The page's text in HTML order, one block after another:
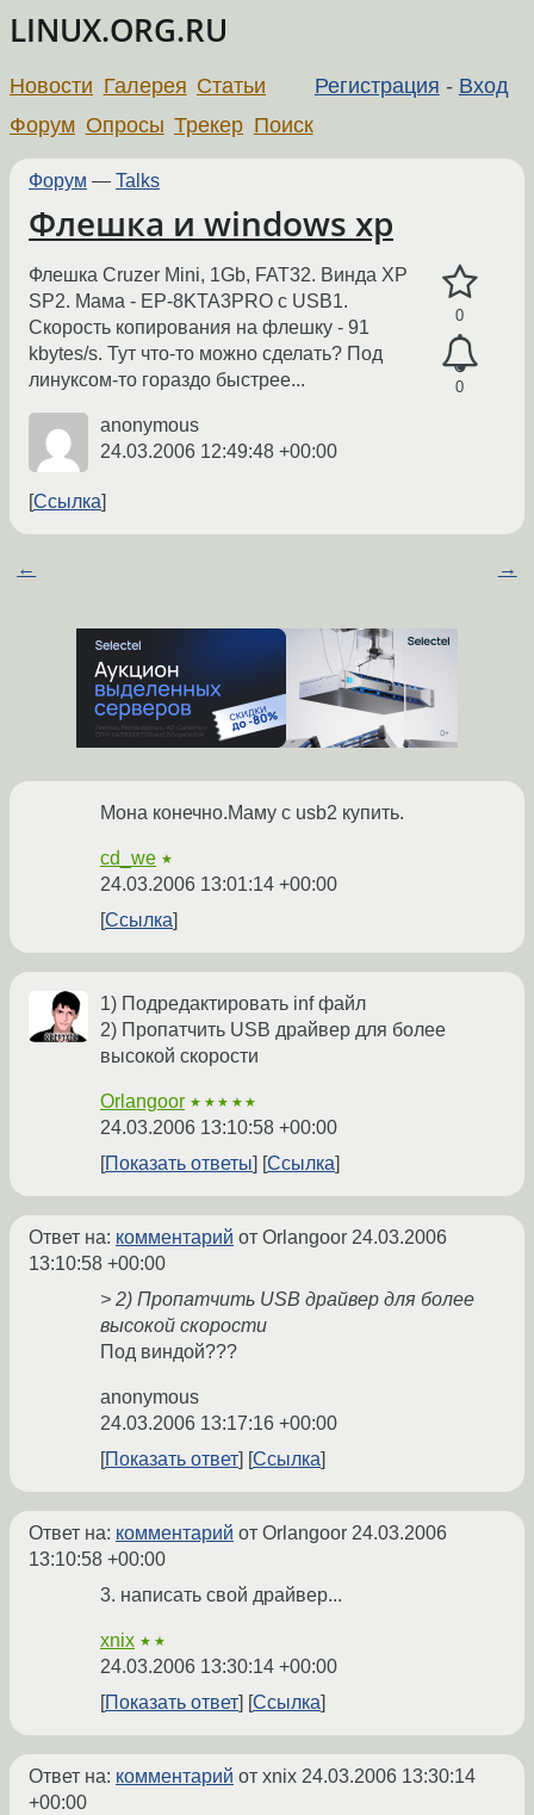
LINUX.ORG.RU
Регистрация - Вход
Новости Галерея Статьи
Форум Опросы Трекер Поиск
Форум — Talks
Флешка и windows xp
0
0
Флешка Cruzer Mini, 1Gb, FAT32. Винда XP
SP2. Мама - EP-8KTA3PRO с USB1.
Скорость копирования на флешку - 91
kbytes/s. Тут что-то можно сделать? Под
линуксом-то гораздо быстрее...
anonymous
24.03.2006 12:49:48 +00:00
Ссылка
← →
Мона конечно.Маму с usb2 купить.
cd_we ★
24.03.2006 13:01:14 +00:00
Ссылка
1) Подредактировать inf файл
2) Пропатчить USB драйвер для более
высокой скорости
Orlangoor ★★★★★
24.03.2006 13:10:58 +00:00
Показать ответы
Ссылка
Ответ на: комментарий от Orlangoor 24.03.2006
13:10:58 +00:00
> 2) Пропатчить USB драйвер для более
высокой скорости
Под виндой???
anonymous
24.03.2006 13:17:16 +00:00
Показать ответ
Ссылка
Ответ на: комментарий от Orlangoor 24.03.2006
13:10:58 +00:00
3. написать свой драйвер...
xnix ★★
24.03.2006 13:30:14 +00:00
Показать ответ
Ссылка
Ответ на: комментарий от xnix 24.03.2006 13:30:14
+00:00